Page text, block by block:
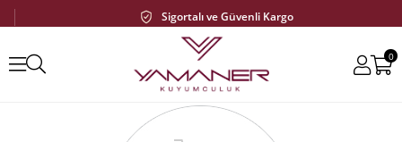
Sigortalı ve Güvenli Kargo
0